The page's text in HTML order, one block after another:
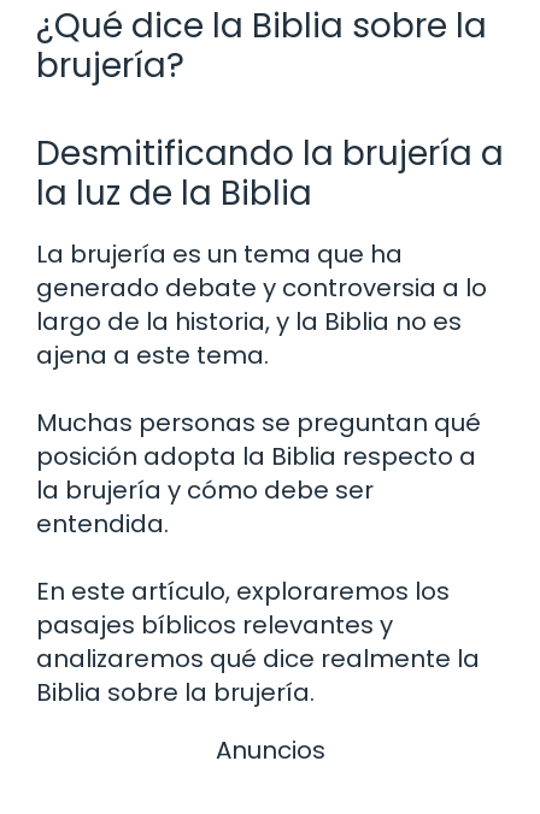
¿Qué dice la Biblia sobre la
brujería?
Desmitificando la brujería a
la luz de la Biblia
La brujería es un tema que ha
generado debate y controversia a lo
largo de la historia, y la Biblia no es
ajena a este tema.
Muchas personas se preguntan qué
posición adopta la Biblia respecto a
la brujería y cómo debe ser
entendida.
En este artículo, exploraremos los
pasajes bíblicos relevantes y
analizaremos qué dice realmente la
Biblia sobre la brujería.
Anuncios